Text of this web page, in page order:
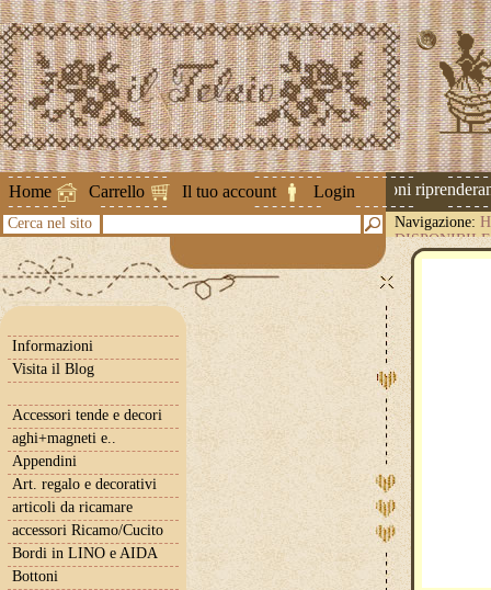
Home Carrello Il tuo account Login
Attenzione ! Le spedizioni
Cerca nel sito Navigazione:
DISPONIBILE
Informazioni
Visita il Blog
Accessori tende e decori
aghi+magneti e..
Appendini
Art. regalo e decorativi
articoli da ricamare
accessori Ricamo/Cucito
Bordi in LINO e AIDA
Bottoni